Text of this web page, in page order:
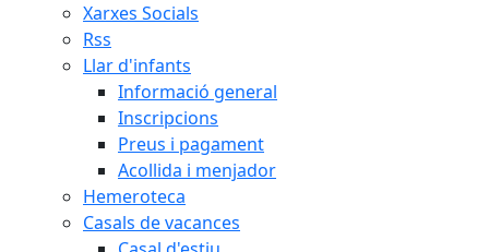
Xarxes Socials
Rss
Llar d'infants
Informació general
Inscripcions
Preus i pagament
Acollida i menjador
Hemeroteca
Casals de vacances